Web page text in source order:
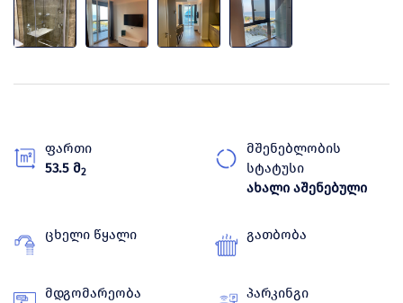
ფართი
53.5 მ2
მშენებლობის
სტატუსი
ახალი აშენებული
ცხელი წყალი გათბობა
მდგომარეობა
პარკინგი